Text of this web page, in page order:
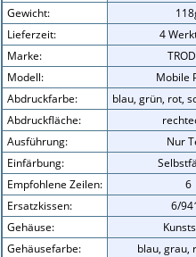
Gewicht:
Lieferzeit:
4
Marke:
Modell:
Mobile
Abdruckfarbe:
blau, grün, rot,
Abdruckfläche:
Ausführung:
Nur
Einfärbung:
Empfohlene Zeilen:
6
Ersatzkissen:
6/
Gehäuse:
Gehäusefarbe:
blau, grau,